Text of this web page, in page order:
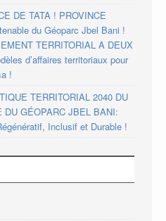
DE TATA ! PROVINCE
du Géoparc Jbel Bani !
TERRITORIAL A DEUX
d’affaires territoriaux pour
!
TERRITORIAL 2040 DU
DU GÉOPARC JBEL BANI:
Inclusif et Durable !